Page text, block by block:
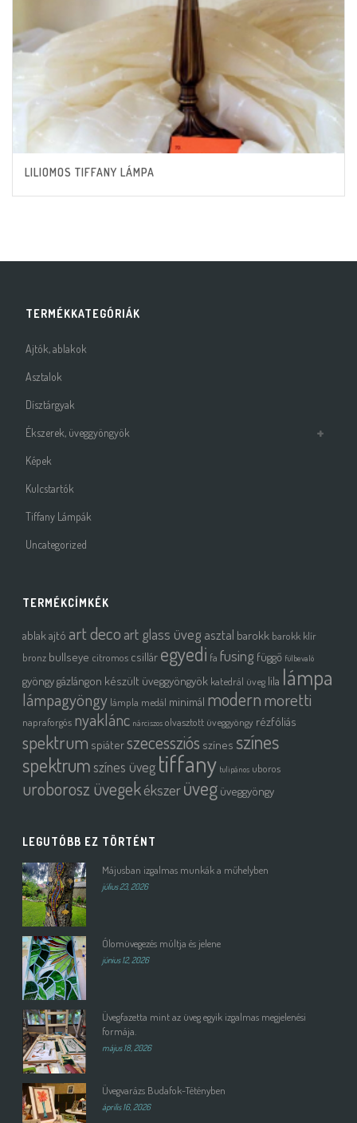
LILIOMOS TIFFANY LÁMPA
TERMÉKKATEGÓRIÁK
Ajtók, ablakok
Asztalok
Dísztárgyak
Ékszerek, üveggyöngyök
Képek
Kulcstartók
Tiffany Lámpák
Uncategorized
TERMÉKCÍMKÉK
ablak ajtó art deco art glass üvegasztal barokk barokk klír
bronz bullseye citromos csillár egyedi fa fusing függő fülbevaló
gyöngygázlángon készült üveggyöngyök katedrál üveg lila lámpa
lámpagyöngy lámpla medál minimál modernmoretti
napraforgós nyaklánc nárciszos olvasztott üveggyöngy rézfóliás
spektrum spiáterszecessziós színes színes
spektrumszínes üveg tiffany tulipános uboros
uroborosz üvegekékszerüveg üveggyöngy
LEGUTÓBB EZ TÖRTÉNT
Májusban izgalmas munkák a műhelyben
július 23, 2026
Ólomüvegezés múltja és jelene
június 12, 2026
Üvegfazetta mint az üveg egyik izgalmas megjelenési
formája.
május 18, 2026
Üvegvarázs Budafok-Tétényben
április 16, 2026